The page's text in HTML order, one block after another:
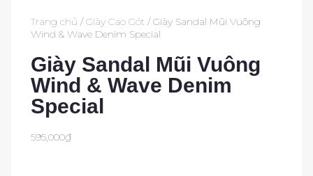
Trang chủ /Giày Cao Gót/ Giày Sandal Mũi Vuông
Wind & Wave Denim Special
Giày Sandal Mũi Vuông
Wind & Wave Denim
Special
595,000₫